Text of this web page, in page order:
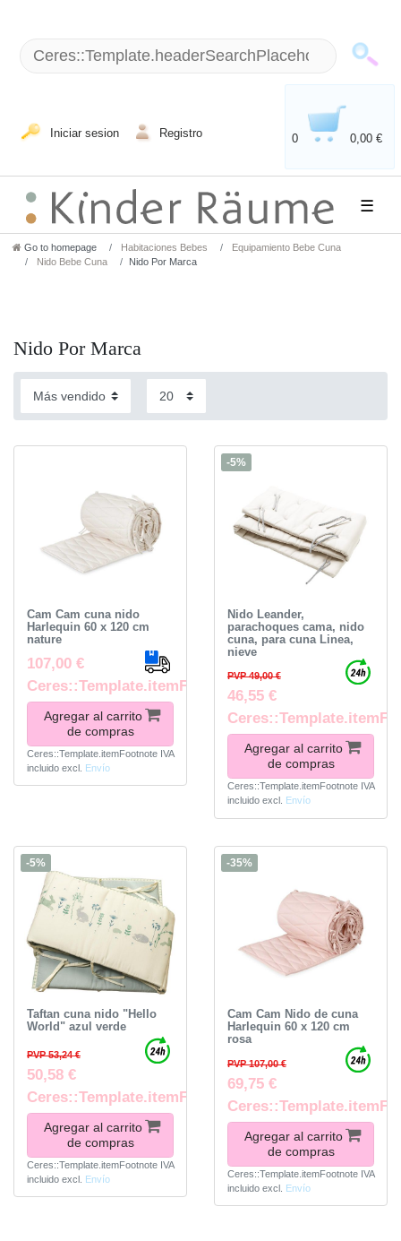
Iniciar sesion Registro 0 0,00 €
☰
Go to homepage Habitaciones Bebes
Equipamiento Bebe Cuna
Nido Bebe Cuna
Nido Por Marca
Nido Por Marca
Cam Cam cuna nido
Harlequin 60 x 120 cm
nature
107,00 €
Ceres::Template.itemFootnote
Agregar al carrito
de compras
Ceres::Template.itemFootnote IVA
incluidoexcl. Envío
-5%
Nido Leander,
parachoques cama, nido
cuna, para cuna Linea,
nieve
PVP 49,00 €
46,55 €
Agregar al carrito
de compras
Ceres::Template.itemFootnote IVA
incluidoexcl. Envío
-5%
Taftan cuna nido "Hello
World" azul verde
PVP 53,24 €
50,58 €
Ceres::Template.itemFootnote
Agregar al carrito
de compras
Ceres::Template.itemFootnote IVA
incluidoexcl. Envío
-35%
Cam Cam Nido de cuna
Harlequin 60 x 120 cm
rosa
PVP 107,00 €
69,75 €
Agregar al carrito
de compras
Ceres::Template.itemFootnote IVA
incluidoexcl. Envío